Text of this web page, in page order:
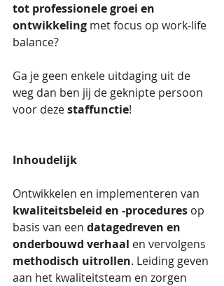
tot professionele groei en
ontwikkeling met focus op work-life
balance?
Ga je geen enkele uitdaging uit de
weg dan ben jij de geknipte persoon
voor deze staffunctie!
Inhoudelijk
Ontwikkelen en implementeren van
kwaliteitsbeleid en -procedures op
basis van een datagedreven en
onderbouwd verhaal en vervolgens
methodisch uitrollen. Leiding geven
aan het kwaliteitsteam en zorgen